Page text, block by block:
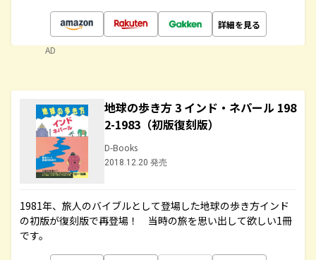
詳細を見る
AD
地球の歩き方 3 インド・ネパール 198
2-1983（初版復刻版）
D-Books
2018.12.20 発売
1981年、旅人のバイブルとして登場した地球の歩き方インド
の初版が復刻版で再登場！ 当時の旅を思い出して欲しい1冊
です。